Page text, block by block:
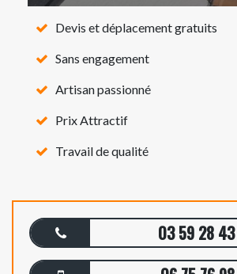
Devis et déplacement gratuits
Sans engagement
Artisan passionné
Prix Attractif
Travail de qualité
03 59 28